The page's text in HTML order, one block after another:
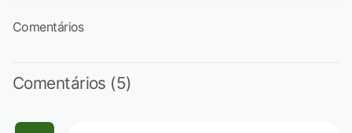
Comentários
Comentários (5)